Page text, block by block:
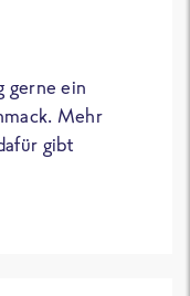
gerne ein
Mehr
gibt